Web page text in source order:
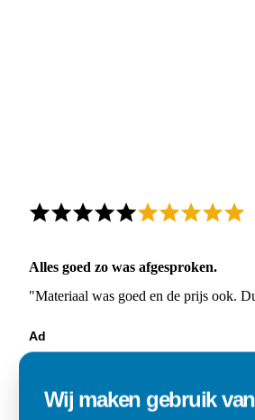
Alles goed zo was afgesproken.
"Materiaal was goed en de prijs ook.
Ad
Wij maken gebruik